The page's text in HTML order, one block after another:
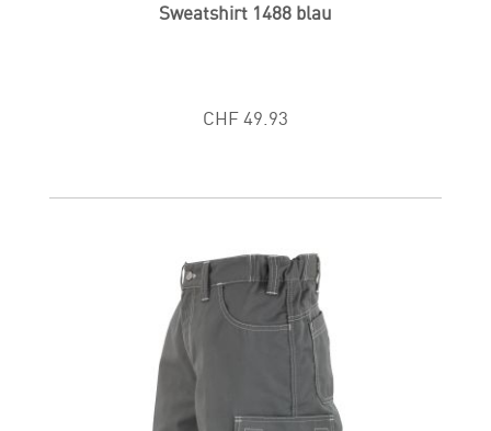
Sweatshirt 1488 blau
CHF 49.93